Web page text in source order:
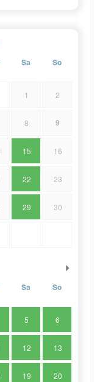
Sa So
1 2
8 9
15 16
22 23
29 30
Sa So
5 6
12 13
19 20